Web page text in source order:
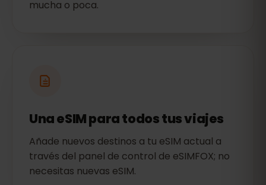
mucha o poca.
Una eSIM para todos tus viajes
Añade nuevos destinos a tu eSIM actual a
través del panel de control de eSIMFOX; no
necesitas nuevas eSIM.